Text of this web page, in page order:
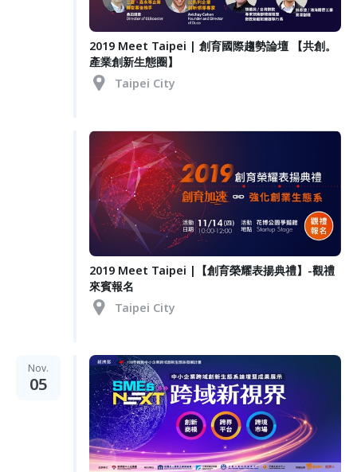
2019 Meet Taipei | 創育國際趨勢論壇 【共創。
產業創新生態圈】
Taipei City
2019 Meet Taipei |【創育榮耀表揚典禮】-觀禮
來賓報名
Taipei City
Nov.
05